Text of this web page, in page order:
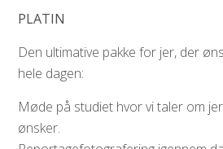
PLATIN
Den ultimative pakke for jer, der
hele dagen:
Møde på studiet hvor vi taler om
ønsker.